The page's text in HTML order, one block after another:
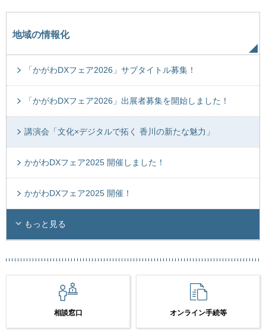
地域の情報化
「かがわDXフェア2026」サブタイトル募集！
「かがわDXフェア2026」出展者募集を開始しました！
講演会「文化×デジタルで拓く 香川の新たな魅力」
かがわDXフェア2025 開催しました！
かがわDXフェア2025 開催！
もっと見る
相談窓口 オンライン手続等